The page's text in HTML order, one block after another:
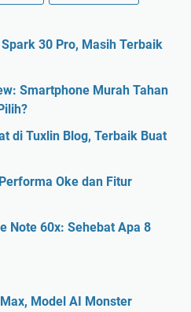
30 Pro, Masih Terbaik
Smartphone Murah Tahan
di Tuxlin Blog, Terbaik Buat
Oke dan Fitur
Note 60x: Sehebat Apa 8
Model AI Monster